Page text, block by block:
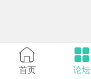
首页 论坛